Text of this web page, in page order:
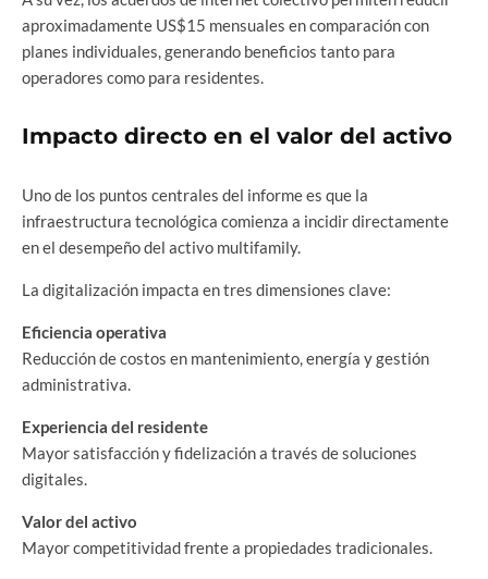
aproximadamente US$15 mensuales en comparación con
planes individuales, generando beneficios tanto para
operadores como para residentes.
Impacto directo en el valor del activo
Uno de los puntos centrales del informe es que la
infraestructura tecnológica comienza a incidir directamente
en el desempeño del activo multifamily.
La digitalización impacta en tres dimensiones clave:
Eficiencia operativa
Reducción de costos en mantenimiento, energía y gestión
administrativa.
Experiencia del residente
Mayor satisfacción y fidelización a través de soluciones
digitales.
Valor del activo
Mayor competitividad frente a propiedades tradicionales.